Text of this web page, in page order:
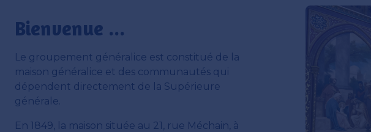
Bienvenue ...
Le groupement généralice est constitué de la
maison généralice et des communautés qui
dépendent directement de la Supérieure
générale.
En 1849, la maison située au 21, rue Méchain, à